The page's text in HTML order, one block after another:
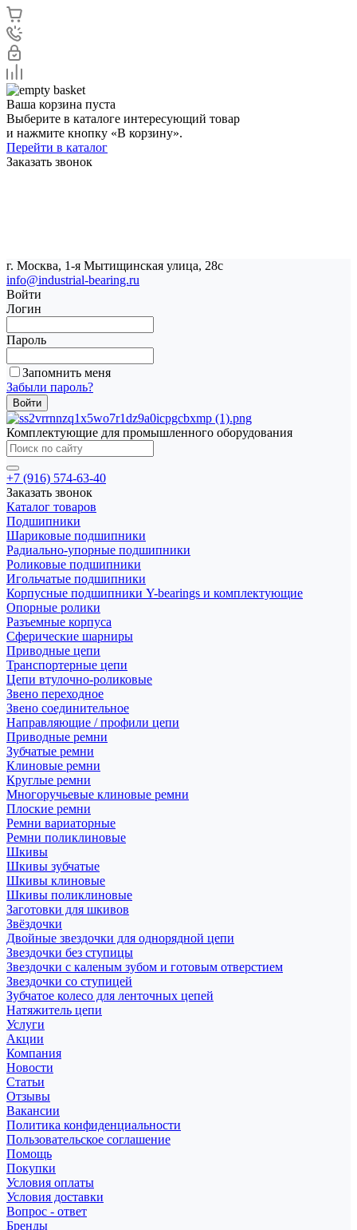
Ваша корзина пуста
Выберите в каталоге интересующий товар
и нажмите кнопку «В корзину».
Перейти в каталог
Заказать звонок
г. Москва, 1-я Мытищинская улица, 28с
info@industrial-bearing.ru
Войти
Логин
Пароль
Запомнить меня
Забыли пароль?
Комплектующие для промышленного оборудования
+7 (916) 574-63-40
Заказать звонок
Каталог товаров
Подшипники
Шариковые подшипники
Радиально-упорные подшипники
Роликовые подшипники
Игольчатые подшипники
Корпусные подшипники Y-bearings и комплектующие
Опорные ролики
Разъемные корпуса
Сферические шарниры
Приводные цепи
Транспортерные цепи
Цепи втулочно-роликовые
Звено переходное
Звено соединительное
Направляющие / профили цепи
Приводные ремни
Зубчатые ремни
Клиновые ремни
Круглые ремни
Многоручьевые клиновые ремни
Плоские ремни
Ремни вариаторные
Ремни поликлиновые
Шкивы
Шкивы зубчатые
Шкивы клиновые
Шкивы поликлиновые
Заготовки для шкивов
Звёздочки
Двойные звездочки для однорядной цепи
Звездочки без ступицы
Звездочки с каленым зубом и готовым отверстием
Звездочки со ступицей
Зубчатое колесо для ленточных цепей
Натяжитель цепи
Услуги
Акции
Компания
Новости
Статьи
Отзывы
Вакансии
Политика конфиденциальности
Пользовательское соглашение
Помощь
Покупки
Условия оплаты
Условия доставки
Вопрос - ответ
Бренды